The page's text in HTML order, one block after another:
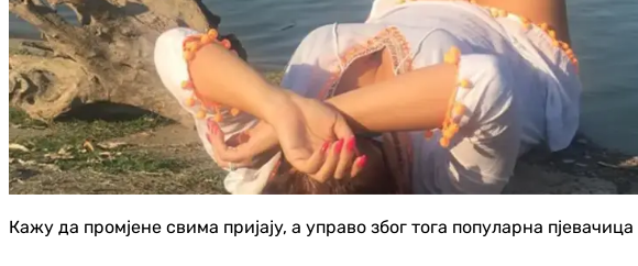
Кажу да промјене свима пријају, а управо због тога популарна